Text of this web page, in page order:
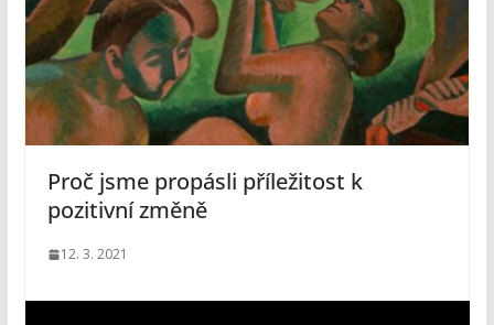
Proč jsme propásli příležitost k
pozitivní změně
12. 3. 2021